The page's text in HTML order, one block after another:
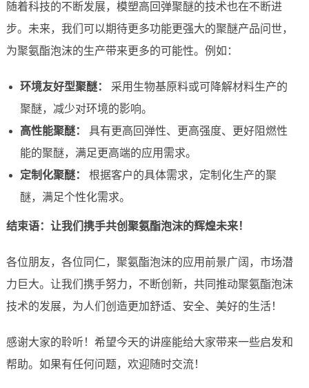
随着科技的不断发展，模塑高回弹聚醚的技术也在不断进
步。未来，我们可以期待更多功能更强大的聚醚产品问世，
为聚氨酯泡沫的生产带来更多的可能性。例如：
环境友好型聚醚：
采用生物基原料或可降解材料生产的
聚醚，减少对环境的影响。
高性能聚醚：
具有更高回弹性、更高强度、更好阻燃性
能的聚醚，满足更高端的应用需求。
定制化聚醚：
根据客户的具体需求，定制化生产的聚
醚，满足个性化需求。
结束语：让我们携手共创聚氨酯泡沫的辉煌未来！
各位朋友，各位同仁，聚氨酯泡沫的应用前景广阔，市场潜
力巨大。让我们携手努力，不断创新，共同推动聚氨酯泡沫
技术的发展，为人们创造更加舒适、安全、美好的生活！
感谢大家的聆听！希望今天的讲座能给大家带来一些启发和
帮助。如果有任何问题，欢迎随时交流！